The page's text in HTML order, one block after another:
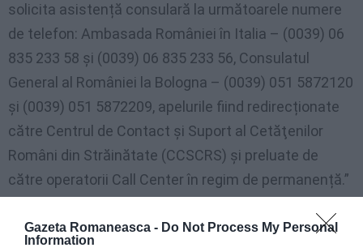
Gazeta Romaneasca - Do Not Process My Personal
Information
solicita asistență consulară la următoarele numere
de telefon: Ambasada României în Italia – (0039) 06
835 233 58 și (0039) 06 835 233 56, Consulatul
General al României la Bologna – (0039) 051 5872120
și (0039) 051 5872209, apelurile fiind redirecționate
către Centrul de Contact și Suport al Cetăţenilor
Români din Străinătate (CCSCRS) şi preluate de
către operatorii Call Center în regim de permanență.”
CITEȘTE ȘI: